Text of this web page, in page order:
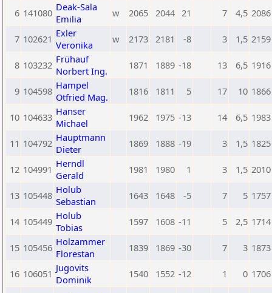
6 141080 Deak-Sala
Emilia
w 2065 2044 21 7 4,5 2086
7 102621 Exler
Veronika
w 2173 2181 -8 3 1,5 2159
8 103232 Frühauf
Norbert Ing.
1871 1889 -18 13 6,5 1916
9 104598 Hampel
Otfried Mag.
1816 1811 5 17 10 1866
10 104633 Hanser
Michael
1962 1975 -13 14 6,5 1983
11 104792 Hauptmann
Dieter
1869 1888 -19 3 1,5 1825
12 104991 Herndl
Gerald
1981 1980 1 3 1,5 2010
13 105448 Holub
Sebastian
1643 1648 -5 7 5 1757
14 105449 Holub
Tobias
1597 1608 -11 5 2,5 1714
15 105456 Holzammer
Florestan
1839 1869 -30 7 3 1873
16 106051 Jugovits
Dominik
1540 1552 -12 1 0 1706